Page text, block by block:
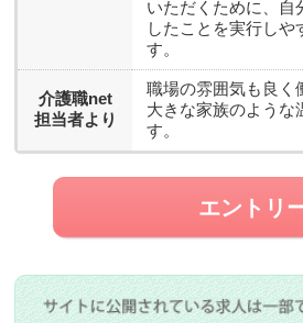
いただくために、自
したことを実行しや
す。
介護職net
担当者より
職場の雰囲気も良く
大きな家族のような
す。
エントリ